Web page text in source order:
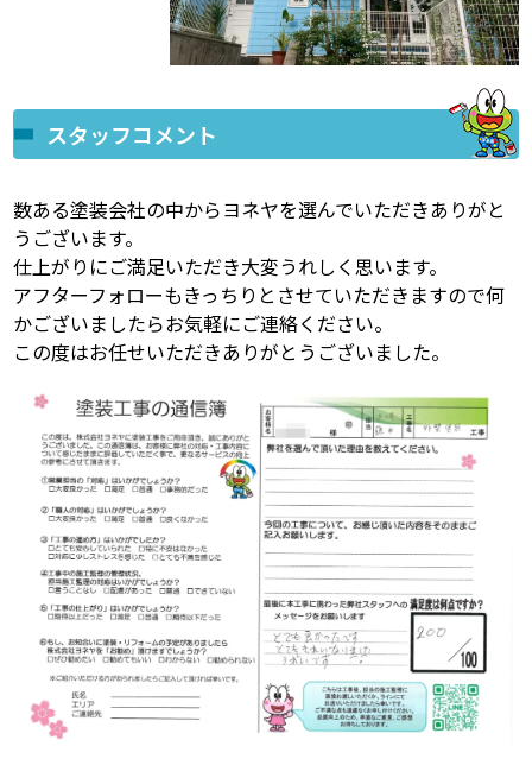
スタッフコメント
数ある塗装会社の中からヨネヤを選んでいただきありがと
うございます。
仕上がりにご満足いただき大変うれしく思います。
アフターフォローもきっちりとさせていただきますので何
かございましたらお気軽にご連絡ください。
この度はお任せいただきありがとうございました。